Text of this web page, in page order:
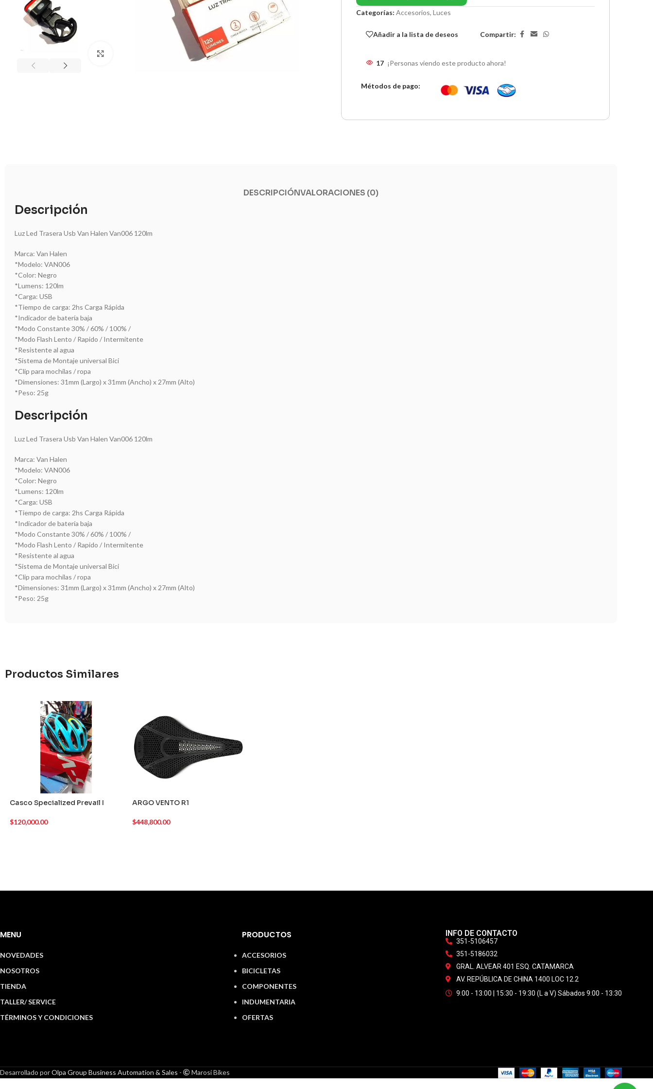
Categorías: Accesorios, Luces
Añadir a la lista de deseos Compartir:
17 ¡Personas viendo este producto ahora!
Métodos de pago:
DESCRIPCIÓNVALORACIONES (0)
Descripción
Luz Led Trasera Usb Van Halen Van006 120lm
Marca: Van Halen
*Modelo: VAN006
*Color: Negro
*Lumens: 120lm
*Carga: USB
*Tiempo de carga: 2hs Carga Rápida
*Indicador de batería baja
*Modo Constante 30% / 60% / 100% /
*Modo Flash Lento / Rapido / Intermitente
*Resistente al agua
*Sistema de Montaje universal Bici
*Clip para mochilas / ropa
*Dimensiones: 31mm (Largo) x 31mm (Ancho) x 27mm (Alto)
*Peso: 25g
Descripción
Luz Led Trasera Usb Van Halen Van006 120lm
Marca: Van Halen
*Modelo: VAN006
*Color: Negro
*Lumens: 120lm
*Carga: USB
*Tiempo de carga: 2hs Carga Rápida
*Indicador de batería baja
*Modo Constante 30% / 60% / 100% /
*Modo Flash Lento / Rapido / Intermitente
*Resistente al agua
*Sistema de Montaje universal Bici
*Clip para mochilas / ropa
*Dimensiones: 31mm (Largo) x 31mm (Ancho) x 27mm (Alto)
*Peso: 25g
Productos Similares
Casco Specialized Prevail I
$120,000.00
ARGO VENTO R1
$448,800.00
MENU
NOVEDADES
NOSOTROS
TIENDA
TALLER/ SERVICE
TÉRMINOS Y CONDICIONES
PRODUCTOS
ACCESORIOS
BICICLETAS
COMPONENTES
INDUMENTARIA
OFERTAS
INFO DE CONTACTO
351-5106457
351-5186032
GRAL. ALVEAR 401 ESQ. CATAMARCA
AV. REPÚBLICA DE CHINA 1400 LOC 12.2
9:00 - 13:00 | 15:30 - 19:30 (L a V) Sábados 9:00 - 13:30
Desarrollado porOlpa Group Business Automation & Sales - Marosi Bikes